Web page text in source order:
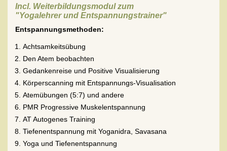
Incl. Weiterbildungsmodul zum
"Yogalehrer und Entspannungstrainer"
Entspannungsmethoden:
Achtsamkeitsübung
Den Atem beobachten
Gedankenreise und Positive Visualisierung
Körperscanning mit Entspannungs-Visualisation
Atemübungen (5:7) und andere
PMR Progressive Muskelentspannung
AT Autogenes Training
Tiefenentspannung mit Yoganidra, Savasana
Yoga und Tiefenentspannung